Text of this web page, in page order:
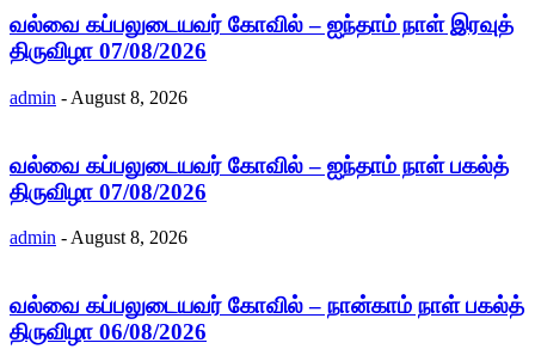
வல்வை கப்பலுடையவர் கோவில் – ஐந்தாம் நாள் இரவுத்
திருவிழா 07/08/2026
admin - August 8, 2026
வல்வை கப்பலுடையவர் கோவில் – ஐந்தாம் நாள் பகல்த்
திருவிழா 07/08/2026
admin - August 8, 2026
வல்வை கப்பலுடையவர் கோவில் – நான்காம் நாள் பகல்த்
திருவிழா 06/08/2026